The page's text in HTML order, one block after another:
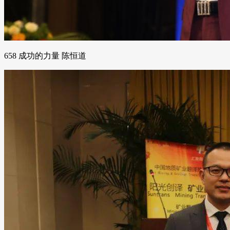
658 成功的力量 陈恒道